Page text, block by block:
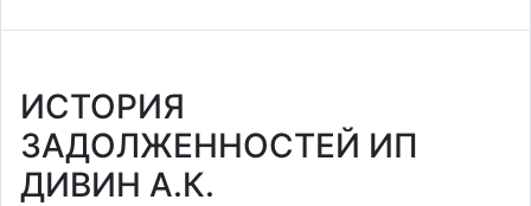
ИСТОРИЯ
ЗАДОЛЖЕННОСТЕЙ ИП
ДИВИН А.К.